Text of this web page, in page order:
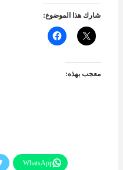
شارك هذا الموضوع:
معجب بهذه:
WhatsApp